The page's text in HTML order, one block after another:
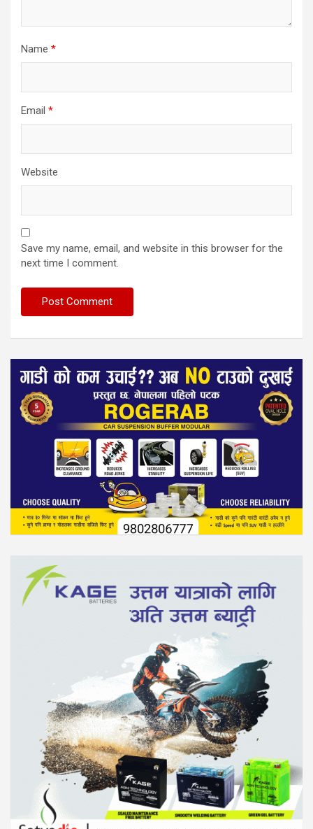
Name *
Email *
Website
Save my name, email, and website in this browser for the
next time I comment.